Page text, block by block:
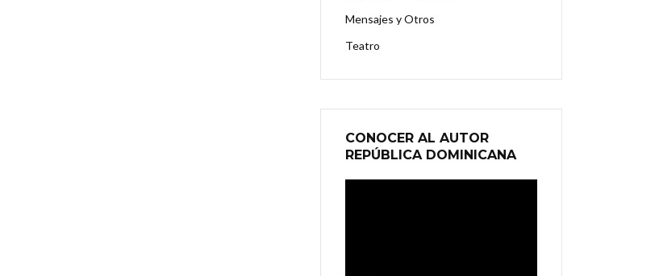
Mensajes y Otros
Teatro
CONOCER AL AUTOR
REPÚBLICA DOMINICANA